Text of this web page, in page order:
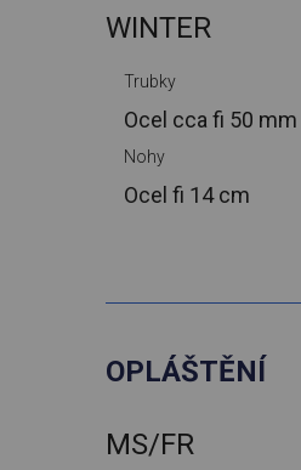
WINTER
Trubky
Ocel cca fi 50 mm
Nohy
Ocel fi 14 cm
OPLÁŠTĚNÍ
MS/FR